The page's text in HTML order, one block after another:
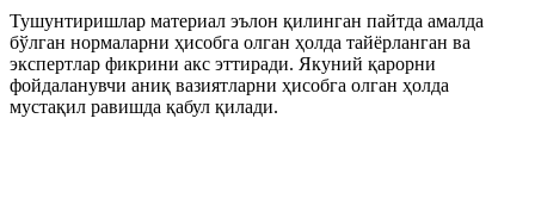
тўғрисидаги вазиятларнинг маълумотлар базаси
Иш ҳақи, компенсация ва бошқа тўловлар
Тушунтиришлар материал эълон қилинган пайтда амалда
бўлган нормаларни ҳисобга олган ҳолда тайёрланган ва
экспертлар фикрини акс эттиради. Якуний қарорни
фойдаланувчи аниқ вазиятларни ҳисобга олган ҳолда
мустақил равишда қабул қилади.